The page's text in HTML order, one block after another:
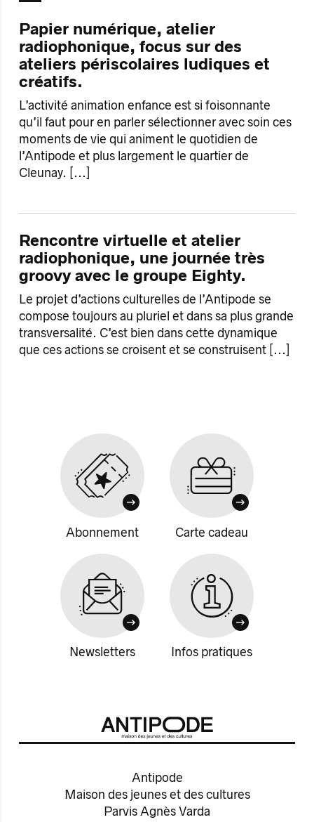
Papier numérique, atelier
radiophonique, focus sur des
ateliers périscolaires ludiques et
créatifs.
L’activité animation enfance est si foisonnante
qu’il faut pour en parler sélectionner avec soin ces
moments de vie qui animent le quotidien de
l’Antipode et plus largement le quartier de
Cleunay.
[...]
Rencontre virtuelle et atelier
radiophonique, une journée très
groovy avec le groupe Eighty.
Le projet d’actions culturelles de l’Antipode se
compose toujours au pluriel et dans sa plus grande
transversalité. C’est bien dans cette dynamique
que ces actions se croisent et se construisent [...]
Abonnement Carte cadeau
Newsletters Infos pratiques
Antipode
Maison des jeunes et des cultures
Parvis Agnès Varda